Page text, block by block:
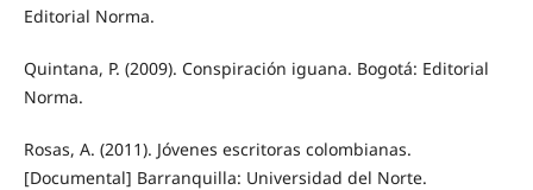
Editorial Norma.
Quintana, P. (2009). Conspiración iguana. Bogotá: Editorial
Norma.
Rosas, A. (2011). Jóvenes escritoras colombianas.
[Documental] Barranquilla: Universidad del Norte.